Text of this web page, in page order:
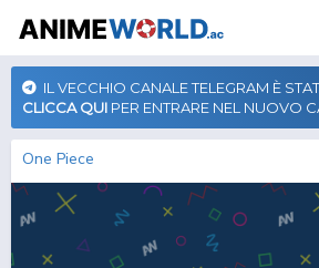
IL VECCHIO CANALE TELEGRAM È
CLICCA QUI PER ENTRARE NEL NUOVO
One Piece